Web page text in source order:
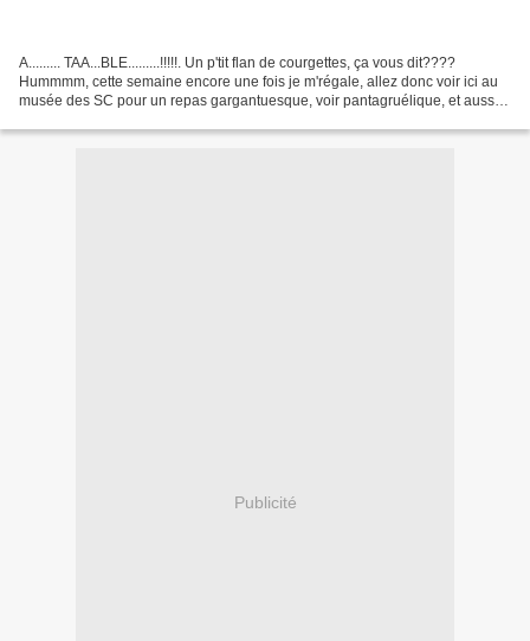
A......... TAA...BLE.........!!!!!. Un p'tit flan de courgettes, ça vous dit????
Hummmm, cette semaine encore une fois je m'régale, allez donc voir ici au
musée des SC pour un repas gargantuesque, voir pantagruélique, et aussi
Publicité